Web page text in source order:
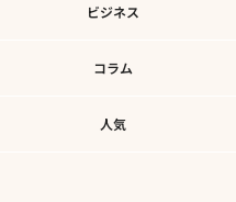
ビジネス
コラム
人気